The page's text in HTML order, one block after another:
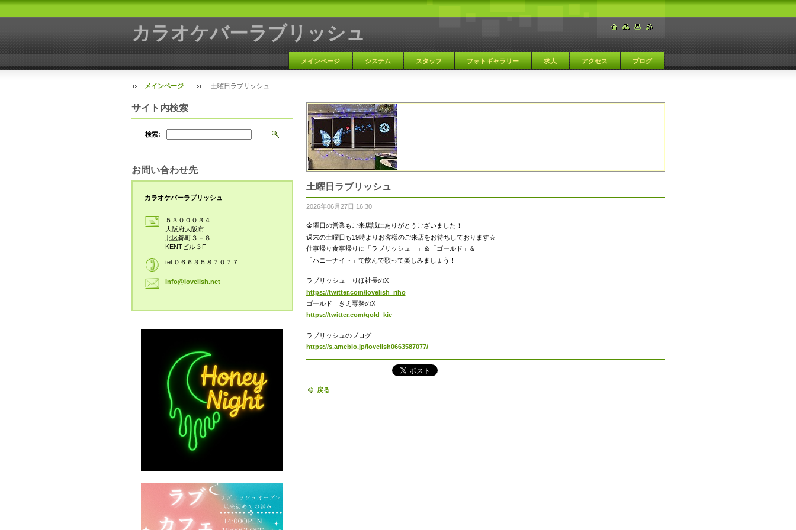
カラオケバーラブリッシュ
メインページ システム スタッフ フォトギャラリー 求人 アクセス ブログ
メインページ 土曜日ラブリッシュ
大阪 天満 カラオケBAR
土曜日ラブリッシュ
2026年06月27日 16:30
金曜日の営業もご来店誠にありがとうございました！
週末の土曜日も19時よりお客様のご来店をお待ちしております☆
仕事帰り食事帰りに「ラブリッシュ」」＆「ゴールド」＆
「ハニーナイト」で飲んで歌って楽しみましょう！
ラブリッシュ りほ社長のX
https://twitter.com/lovelish_riho
ゴールド きえ専務のX
https://twitter.com/gold_kie
ラブリッシュのブログ
https://s.ameblo.jp/lovelish0663587077/
戻る
サイト内検索
検索:
お問い合わせ先
カラオケバーラブリッシュ
５３０００３４
大阪府大阪市
北区錦町３－８
KENTビル３F
tel:０６６３５８７０７７
info@lovelish.net